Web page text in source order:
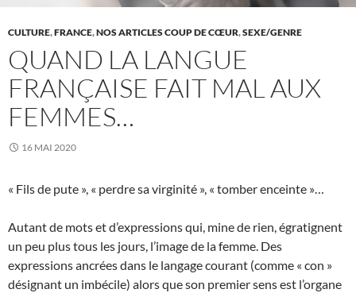
CULTURE,FRANCE,NOS ARTICLES COUP DE CŒUR,SEXE/GENRE
QUAND LA LANGUE
FRANÇAISE FAIT MAL AUX
FEMMES…
16 MAI 2020
« Fils de pute », « perdre sa virginité », « tomber enceinte »…
Autant de mots et d’expressions qui, mine de rien, égratignent
un peu plus tous les jours, l’image de la femme. Des
expressions ancrées dans le langage courant (comme « con »
désignant un imbécile) alors que son premier sens est l’organe